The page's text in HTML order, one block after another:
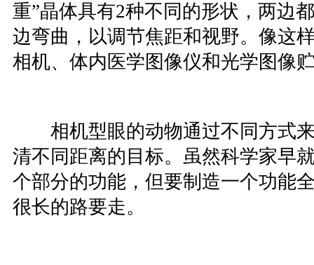
重”晶体具有2种不同的形状，两边
边弯曲，以调节焦距和视野。像这
相机、体内医学图像仪和光学图像
相机型眼的动物通过不同方式来
清不同距离的目标。虽然科学家早
个部分的功能，但要制造一个功能
很长的路要走。